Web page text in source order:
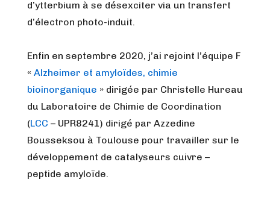
d’ytterbium à se désexciter via un transfert
d’électron photo-induit.
Enfin en septembre 2020, j’ai rejoint l’équipe F
« Alzheimer et amyloïdes, chimie
bioinorganique » dirigée par Christelle Hureau
du Laboratoire de Chimie de Coordination
(LCC – UPR8241) dirigé par Azzedine
Bousseksou à Toulouse pour travailler sur le
développement de catalyseurs cuivre –
peptide amyloïde.